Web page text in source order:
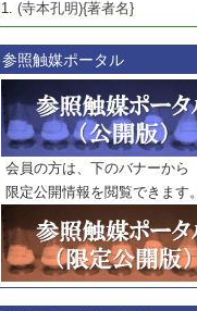
1. (寺本孔明){著者名}
参照触媒ポータル
会員の方は、下のバナーから
限定公開情報を閲覧できます。